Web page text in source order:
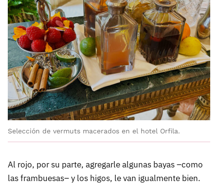
Selección de vermuts macerados en el hotel Orfila.
Al rojo, por su parte, agregarle algunas bayas –como
las frambuesas– y los higos, le van igualmente bien.